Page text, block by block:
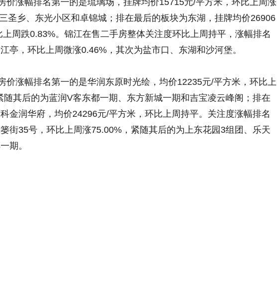
涨幅排名第一的是琉璃场，挂牌均价15715元/平方米，环比上周涨
圣乡、东光小区和卓锦城；排在最后的板块为东湖，挂牌均价26906
周跌0.83%。锦江在售二手房整体关注度环比上周持平，涨幅排名
亭，环比上周微涨0.46%，其次为盐市口、东湖和沙河堡。
涨幅排名第一的是华润东原时光绘，均价12235元/平方米，环比上
随其后的为蓝润V客东都一期、东方新城一期和吉宝凌云峰阁；排在
金润华府，均价24296元/平方米，环比上周持平。关注度涨幅排名
街35号，环比上周涨75.00%，紧随其后的为上东花园3组团、乐天
期。